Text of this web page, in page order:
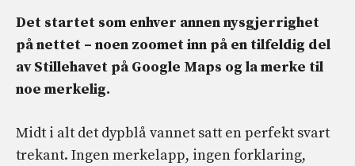
Det startet som enhver annen nysgjerrighet
på nettet – noen zoomet inn på en tilfeldig del
av Stillehavet på Google Maps og la merke til
noe merkelig.
Midt i alt det dypblå vannet satt en perfekt svart
trekant. Ingen merkelapp, ingen forklaring,